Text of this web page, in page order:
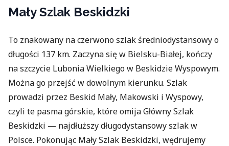
Mały Szlak Beskidzki
To znakowany na czerwono szlak średniodystansowy o
długości 137 km. Zaczyna się w Bielsku-Białej, kończy
na szczycie Lubonia Wielkiego w Beskidzie Wyspowym.
Można go przejść w dowolnym kierunku. Szlak
prowadzi przez Beskid Mały, Makowski i Wyspowy,
czyli te pasma górskie, które omija Główny Szlak
Beskidzki — najdłuższy długodystansowy szlak w
Polsce. Pokonując Mały Szlak Beskidzki, wędrujemy